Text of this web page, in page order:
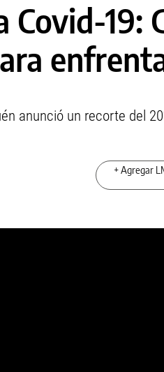
Covid-19:
anunció un recorte del
+ Agregar